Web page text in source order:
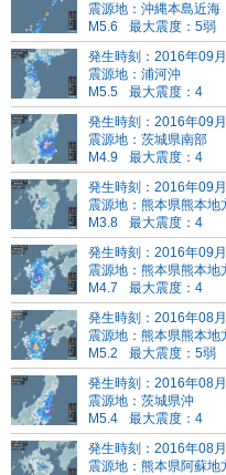
震源地：沖縄本島近海
M5.6
最大震度：5弱
発生時刻：2016年09
震源地：浦河沖
M5.5
最大震度：4
発生時刻：2016年09
震源地：茨城県南部
M4.9
最大震度：4
発生時刻：2016年09
震源地：熊本県熊本地
M3.8
最大震度：4
発生時刻：2016年09
震源地：熊本県熊本地
M4.7
最大震度：4
発生時刻：2016年08
震源地：熊本県熊本地
M5.2
最大震度：5弱
発生時刻：2016年08
震源地：茨城県沖
M5.4
最大震度：4
発生時刻：2016年08
震源地：熊本県阿蘇地